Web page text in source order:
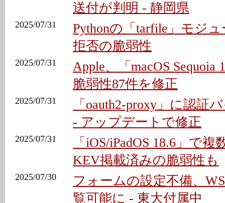
送付が判明 - 静岡県
2025/07/31
Pythonの「tarfile」モジ
拒否の脆弱性
2025/07/31
Apple、「macOS Sequoia
脆弱性87件を修正
2025/07/31
「oauth2-proxy」に認証
- アップデートで修正
2025/07/31
「iOS/iPadOS 18.6」で
KEV掲載済みの脆弱性も
2025/07/30
フォームの設定不備、
覧可能に - 東大付属中